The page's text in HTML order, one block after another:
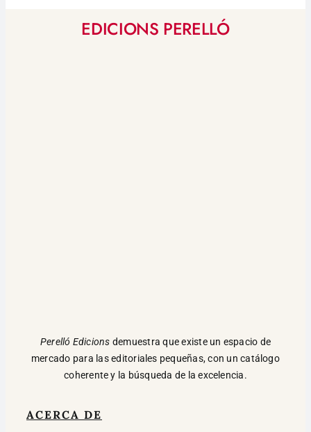
EDICIONS PERELLÓ
Perelló Edicions demuestra que existe un espacio de
mercado para las editoriales pequeñas, con un catálogo
coherente y la búsqueda de la excelencia.
ACERCA DE